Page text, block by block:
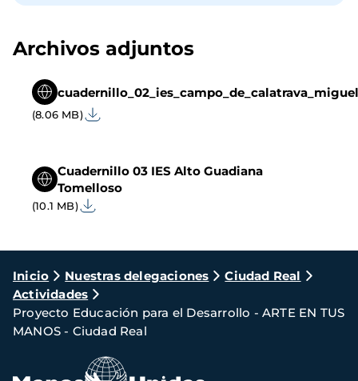
Archivos adjuntos
(8.06 MB)
Cuadernillo 03 IES Alto Guadiana
Tomelloso
(10.1 MB)
Ruta
de
navegación
Inicio Nuestras delegaciones
Ciudad Real
Actividades
Proyecto Educación para el Desarrollo - ARTE EN TUS
MANOS - Ciudad Real